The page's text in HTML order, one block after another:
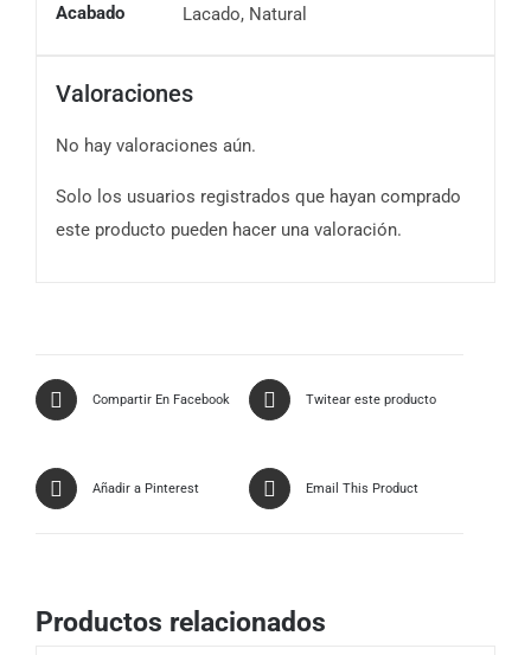
Acabado Lacado, Natural
Valoraciones
No hay valoraciones aún.
Solo los usuarios registrados que hayan comprado
este producto pueden hacer una valoración.
Compartir En Facebook Twitear este producto
Añadir a Pinterest Email This Product
Productos relacionados